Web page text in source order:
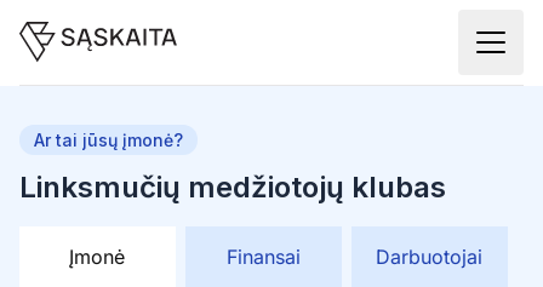
Linksmučių medžiotojų klubas
Ar tai jūsų įmonė?
Įmonė Finansai Darbuotojai